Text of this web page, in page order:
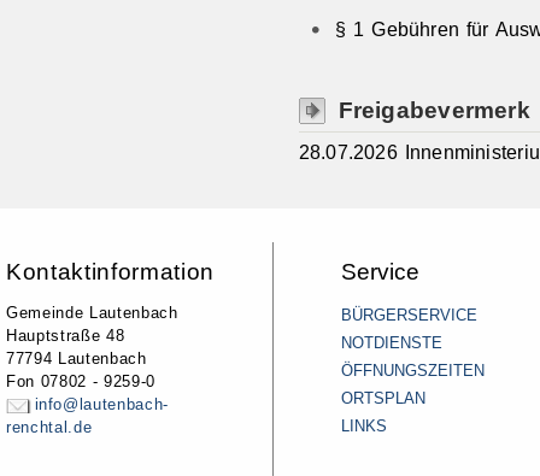
§ 1 Gebühren für
Freigabevermerk
28.07.2026
Kontaktinformation
Gemeinde Lautenbach
Hauptstraße 48
77794 Lautenbach
Fon 07802 - 9259-0
info@lautenbach-
renchtal.de
Service
BÜRGERSERVICE
NOTDIENSTE
ÖFFNUNGSZEITEN
ORTSPLAN
LINKS